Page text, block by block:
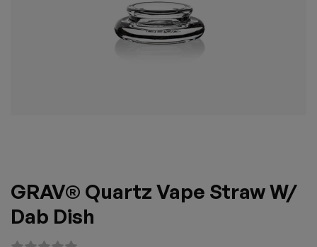
GRAV® Quartz Vape Straw W/
Dab Dish